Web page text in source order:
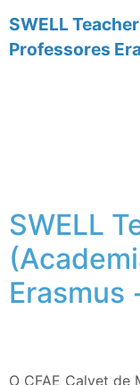
SWELL
Professores
SWELL
Erasmus
O CFAE Calvet de